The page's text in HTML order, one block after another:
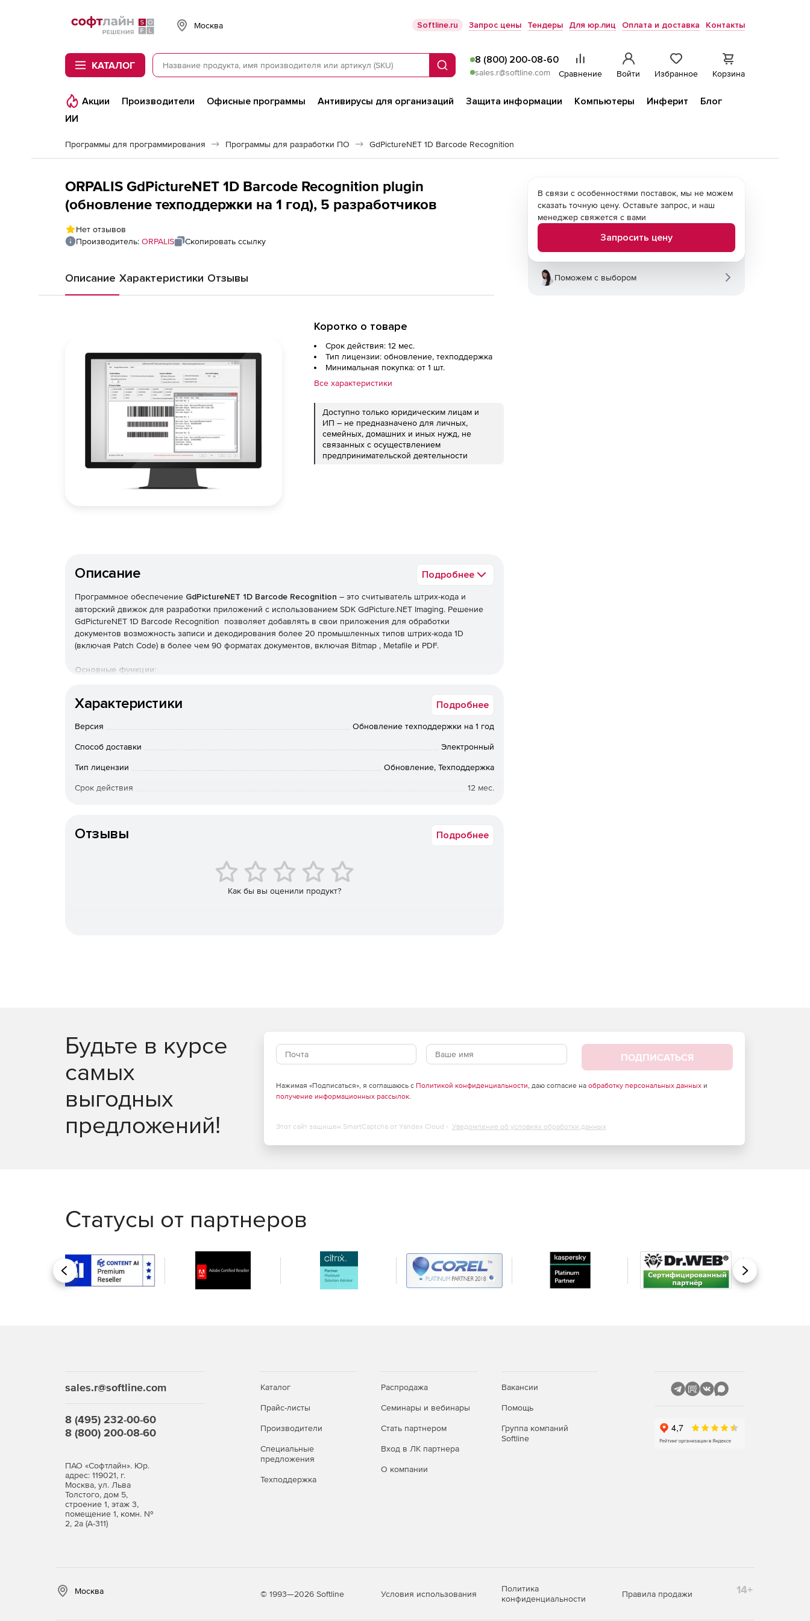
Softline
Москва Softline.ru Запрос цены Тендеры Для юр.лиц Оплата и доставка Контакты
КАТАЛОГ Поиск
8 (800) 200-08-60
sales.r@softline.com Сравнение Войти Избранное Корзина
Акции Производители Офисные программы Антивирусы для организаций Защита информации Компьютеры Инферит
Блог
ИИ
Программы для программирования Программы для разработки ПО GdPictureNET 1D Barcode Recognition
ORPALIS GdPictureNET 1D Barcode Recognition plugin
(обновление техподдержки на 1 год), 5 разработчиков
Нет отзывов
Производитель: ORPALIS Скопировать ссылку
Описание Характеристики Отзывы
Коротко о товаре
Срок действия: 12 мес.
Тип лицензии: обновление, техподдержка
Минимальная покупка: от 1 шт.
Все характеристики
Доступно только юридическим лицам и
ИП – не предназначено для личных,
семейных, домашних и иных нужд, не
связанных с осуществлением
предпринимательской деятельности
Описание Подробнее
Программное обеспечение GdPictureNET 1D Barcode Recognition – это считыватель штрих-кода и
авторский движок для разработки приложений с использованием SDK GdPicture.NET Imaging. Решение
GdPictureNET 1D Barcode Recognition позволяет добавлять в свои приложения для обработки
документов возможность записи и декодирования более 20 промышленных типов штрих-кода 1D
(включая Patch Code) в более чем 90 форматах документов, включая Bitmap , Metafile и PDF.
Основные функции:
Обнаруживает несколько штрих-кодов из черно-белых, полутоновых, палитических и цветных
Возвращает строковое значение каждого распознанного штрих-кода.
Обнаруживает около 20 промышленных типов штрих-кода 1D.
Обнаруживает штрих-код на полной странице или в интересующей области.
Доступен в 32-битных и 64-битных версиях.
Характеристики Подробнее
Версия Обновление техподдержки на 1 год
Способ доставки Электронный
Тип лицензии Обновление, Техподдержка
Срок действия 12 мес.
Отзывы Подробнее
Как бы вы оценили продукт?
В связи с особенностями поставок, мы не можем
сказать точную цену. Оставьте запрос, и наш
менеджер свяжется с вами
Запросить цену
Поможем с выбором
Будьте в курсе
самых
выгодных
предложений!
ПОДПИСАТЬСЯ
Нажимая «Подписаться», я соглашаюсь с Политикой конфиденциальности, даю согласие на обработку персональных данныхи
получение информационных рассылок.
Этот сайт защищен SmartCaptcha от Yandex Cloud - Уведомление об условиях обработки данных
Статусы от партнеров
Назад Вперед
sales.r@softline.com
8 (495) 232-00-60
8 (800) 200-08-60
ПАО «Софтлайн». Юр.
адрес: 119021, г.
Москва, ул. Льва
Толстого, дом 5,
строение 1, этаж 3,
помещение 1, комн. №
2, 2а (А-311)
Каталог
Прайс-листы
Производители
Специальные
предложения
Техподдержка
Распродажа
Семинары и вебинары
Стать партнером
Вход в ЛК партнера
О компании
Вакансии
Помощь
Группа компаний
Softline
Москва © 1993—2026 Softline Условия использования
Политика
конфиденциальности
Правила продажи 14+